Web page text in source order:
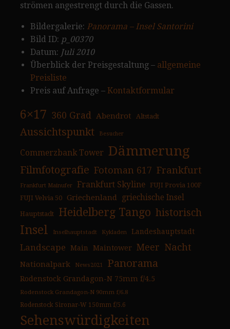
strömen angestrengt durch die Gassen.
Bildergalerie: Panorama – Insel Santorini
Bild ID: p_00370
Datum: Juli 2010
Überblick der Preisgestaltung – allgemeine
Preisliste
Preis auf Anfrage – Kontaktformular
6×17 360 Grad Abendrot Altstadt
Aussichtspunkt Besucher
Commerzbank Tower Dämmerung
Filmfotografie Fotoman 617 Frankfurt
Frankfurt Mainufer Frankfurt Skyline
FUJI Provia 100F
FUJI Velvia 50
Griechenland griechische Insel
Hauptstadt Heidelberg Tango historisch
Insel Inselhauptstadt Kykladen Landeshauptstadt
Landscape Main Maintower Meer Nacht
Nationalpark News2021 Panorama
Rodenstock Grandagon-N 75mm f/4.5
Rodenstock Grandagon-N 90mm f/6.8
Rodenstock Sironar-W 150mm f/5.6
Sehenswürdigkeiten